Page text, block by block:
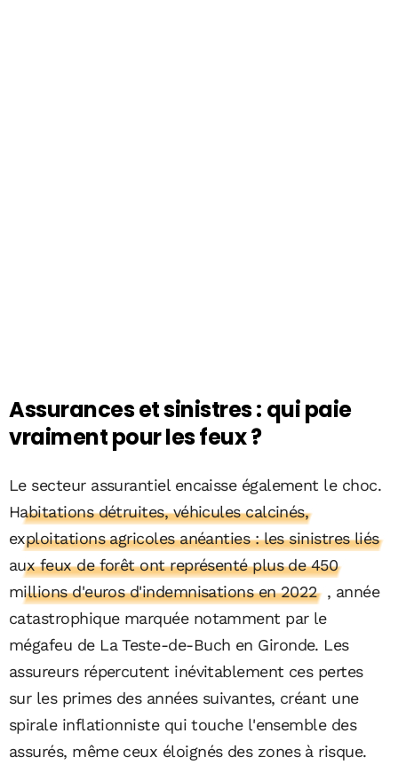
Assurances et sinistres : qui paie
vraiment pour les feux ?
Le secteur assurantiel encaisse également le choc.
Habitations détruites, véhicules calcinés,
exploitations agricoles anéanties : les sinistres liés
aux feux de forêt ont représenté plus de 450
millions d'euros d'indemnisations en 2022 , année
catastrophique marquée notamment par le
mégafeu de La Teste-de-Buch en Gironde. Les
assureurs répercutent inévitablement ces pertes
sur les primes des années suivantes, créant une
spirale inflationniste qui touche l'ensemble des
assurés, même ceux éloignés des zones à risque.